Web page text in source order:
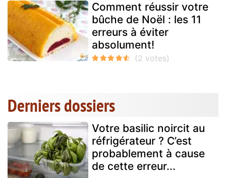
Comment réussir votre
bûche de Noël : les 11
erreurs à éviter
absolument!
Derniers dossiers
Votre basilic noircit au
réfrigérateur ? C’est
probablement à cause
de cette erreur...